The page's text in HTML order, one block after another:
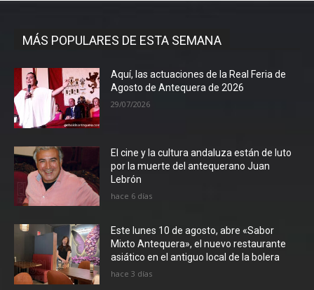
MÁS POPULARES DE ESTA SEMANA
Aquí, las actuaciones de la Real Feria de
Agosto de Antequera de 2026
29/07/2026
El cine y la cultura andaluza están de luto
por la muerte del antequerano Juan
Lebrón
hace 6 días
Este lunes 10 de agosto, abre «Sabor
Mixto Antequera», el nuevo restaurante
asiático en el antiguo local de la bolera
hace 3 días